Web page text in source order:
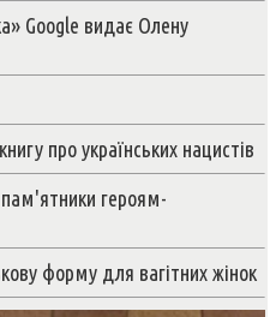
Google видає Олену
про українських нацистів
героям-
форму для вагітних жінок